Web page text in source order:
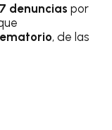
denuncias por
, de las